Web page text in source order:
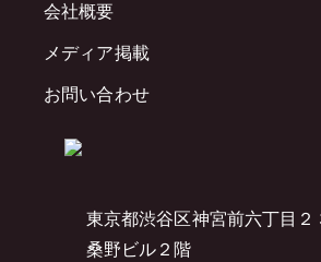
東京都渋谷区神宮前六丁目
桑野ビル２階
会社概要
メディア掲載
お問い合わせ